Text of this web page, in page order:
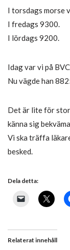
I torsdags morse
I fredags 9300.
I lördags 9200.
Idag var vi på
Nu vägde han
Det är lite för
känna sig
Vi ska träffa
besked.
Dela detta:
Relaterat innehåll